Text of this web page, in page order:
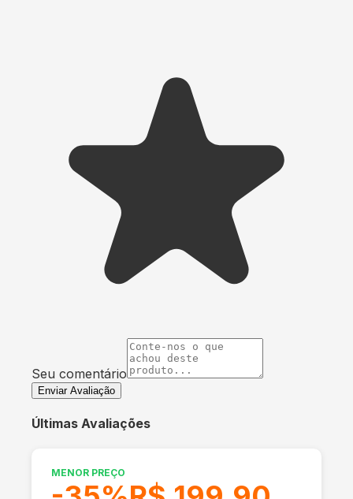
Seu comentário
Enviar Avaliação
Últimas Avaliações
MENOR PREÇO